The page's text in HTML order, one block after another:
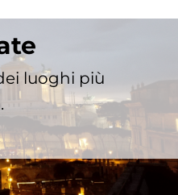
luoghi più